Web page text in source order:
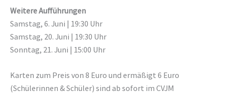
Weitere Aufführungen
Samstag, 6. Juni | 19:30 Uhr
Samstag, 20. Juni | 19:30 Uhr
Sonntag, 21. Juni | 15:00 Uhr
Karten zum Preis von 8 Euro und ermäßigt 6 Euro
(Schülerinnen & Schüler) sind ab sofort im CVJM